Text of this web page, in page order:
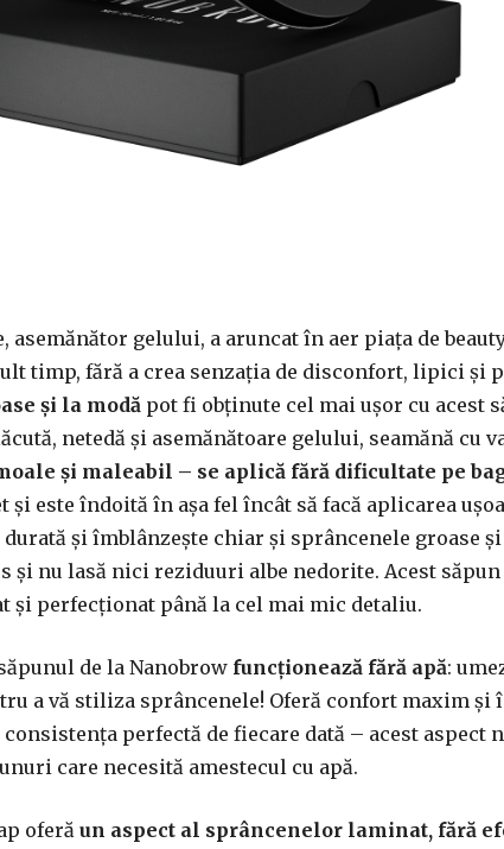
asemănător gelului, a aruncat în aer piața de
timp, fără a crea senzația de disconfort, lipici și
și la modă pot fi obținute cel mai ușor cu acest
netedă și asemănătoare gelului, seamănă cu
și maleabil – se aplică fără dificultate pe
și este îndoită în așa fel încât să facă aplicarea
și îmblânzește chiar și sprâncenele groase și
și nu lasă nici reziduuri albe nedorite. Acest
și perfecționat până la cel mai mic detaliu.
de la Nanobrow funcționează fără apă:
a vă stiliza sprâncenele! Oferă confort maxim și
perfectă de fiecare dată – acest aspect
care necesită amestecul cu apă.
oferă un aspect al sprâncenelor laminat, fără